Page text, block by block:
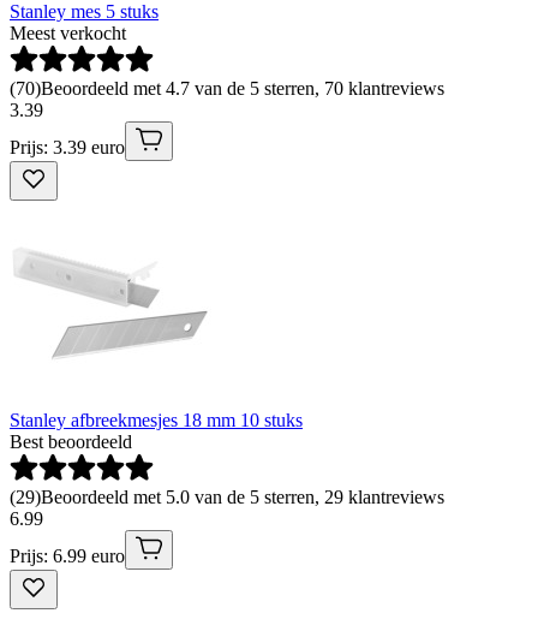
Stanley mes 5 stuks
Meest verkocht
(70)Beoordeeld met 4.7 van de 5 sterren, 70 klantreviews
3.39
Prijs: 3.39 euro
Stanley afbreekmesjes 18 mm 10 stuks
Best beoordeeld
(29)Beoordeeld met 5.0 van de 5 sterren, 29 klantreviews
6.99
Prijs: 6.99 euro